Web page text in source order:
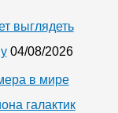
выглядеть
04/08/2026
в мире
галактик